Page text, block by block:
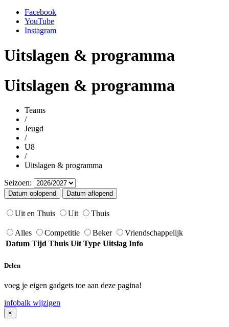
Facebook
YouTube
Instagram
Uitslagen & programma
Uitslagen & programma
Teams
/
Jeugd
/
U8
/
Uitslagen & programma
Seizoen:
Uit en Thuis Uit Thuis
Alles Competitie Beker
Vriendschappelijk
Datum Tijd Thuis Uit Type Uitslag Info
Delen
voeg je eigen gadgets toe aan deze pagina!
infobalk wijzigen
×